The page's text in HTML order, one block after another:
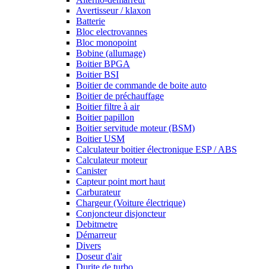
Avertisseur / klaxon
Batterie
Bloc electrovannes
Bloc monopoint
Bobine (allumage)
Boitier BPGA
Boitier BSI
Boitier de commande de boite auto
Boitier de préchauffage
Boitier filtre à air
Boitier papillon
Boitier servitude moteur (BSM)
Boitier USM
Calculateur boitier électronique ESP / ABS
Calculateur moteur
Canister
Capteur point mort haut
Carburateur
Chargeur (Voiture électrique)
Conjoncteur disjoncteur
Debitmetre
Démarreur
Divers
Doseur d'air
Durite de turbo